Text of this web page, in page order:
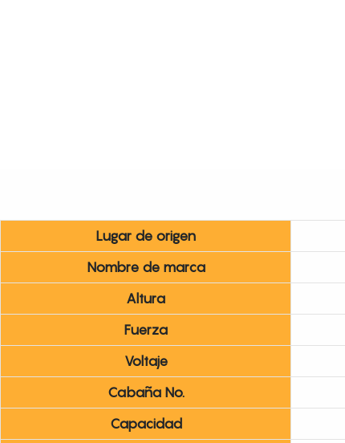
Lugar de origen
Nombre de marca
Altura
Fuerza
Voltaje
Cabaña No.
Capacidad